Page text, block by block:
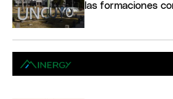
las formaciones